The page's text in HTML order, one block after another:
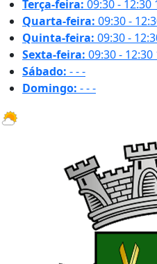
Terça-feira: 09:30 - 12:30
Quarta-feira: 09:30 -
Quinta-feira: 09:30 -
Sexta-feira: 09:30 - 12:30
Sábado: ---
Domingo: ---